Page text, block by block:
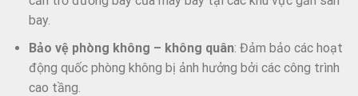
bay.
Bảo vệ phòng không – không quân: Đảm bảo các hoạt
động quốc phòng không bị ảnh hưởng bởi các công trình
cao tầng.